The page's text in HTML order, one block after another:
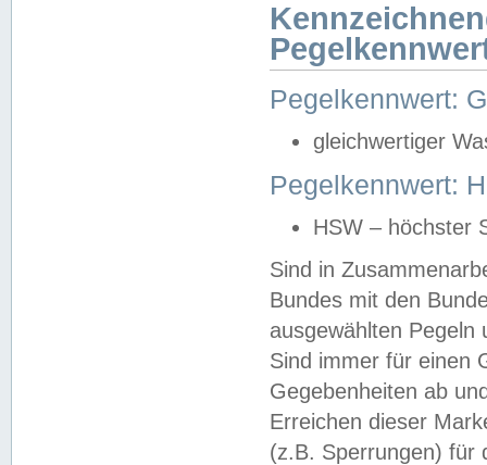
Pegelkennwert:
gleichwertiger
Pegelkennwert:
HSW – höchster
Sind in
Bundes mit den
ausgewählten
Sind immer für einen
Gegebenheiten ab
Erreichen dieser
(z.B. Sperrungen) für